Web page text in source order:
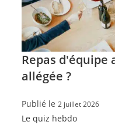
Repas d'équipe
allégée ?
Publié le2 juillet 2026
Le quiz hebdo